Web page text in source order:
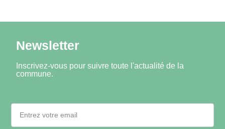
Newsletter
Inscrivez-vous pour suivre toute l'actualité de la
commune.